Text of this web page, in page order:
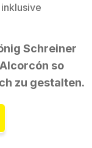
Schreiner
so
zu gestalten.